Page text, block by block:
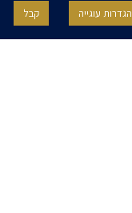
לי ניוזלטרים,
בי מהסכמתי לעיל בכל
הגדרות עוגייה קבל